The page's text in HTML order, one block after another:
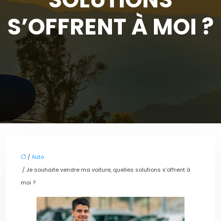
S’OFFRENT À MOI ?
/Auto
/ Je souhaite vendre ma voiture, quelles solutions s’offrent à
moi ?